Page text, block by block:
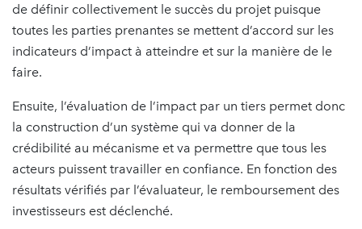
de définir collectivement le succès du projet puisque
toutes les parties prenantes se mettent d’accord sur les
indicateurs d’impact à atteindre et sur la manière de le
faire.
Ensuite, l’évaluation de l’impact par un tiers permet donc
la construction d’un système qui va donner de la
crédibilité au mécanisme et va permettre que tous les
acteurs puissent travailler en confiance. En fonction des
résultats vérifiés par l’évaluateur, le remboursement des
investisseurs est déclenché.